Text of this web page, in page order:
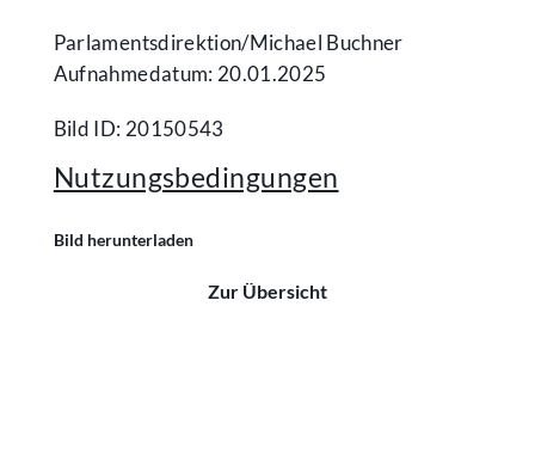
Parlamentsdirektion/​Michael Buchner
Aufnahmedatum: 20.01.2025
Bild ID: 20150543
Nutzungsbedingungen
Bild herunterladen
Zur Übersicht